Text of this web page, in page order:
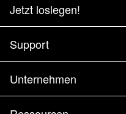
Jetzt loslegen!
Bezugsquellen
Vertrieb kontaktieren
Partner finden
Support
Support
Training
Unternehmen
Unternehmen